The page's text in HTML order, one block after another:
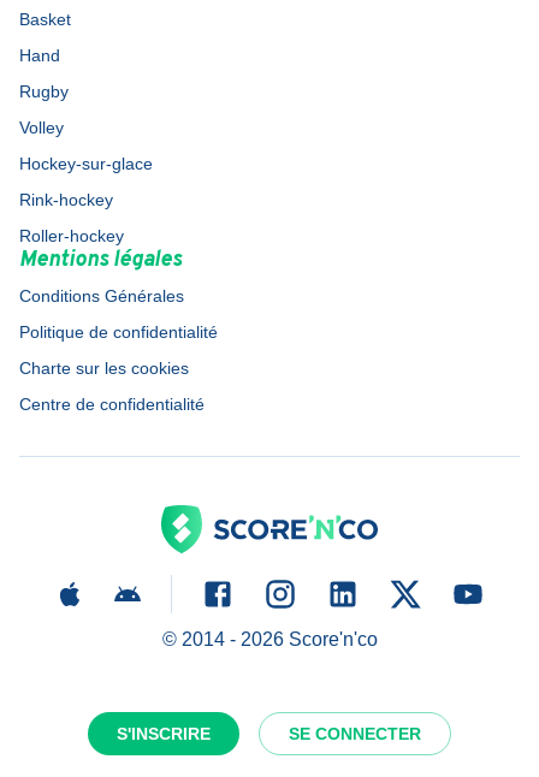
S'INSCRIRE SE CONNECTER
Basket
Hand
Rugby
Volley
Hockey-sur-glace
Rink-hockey
Roller-hockey
Mentions légales
Conditions Générales
Politique de confidentialité
Charte sur les cookies
Centre de confidentialité
© 2014 - 2026Score'n'co